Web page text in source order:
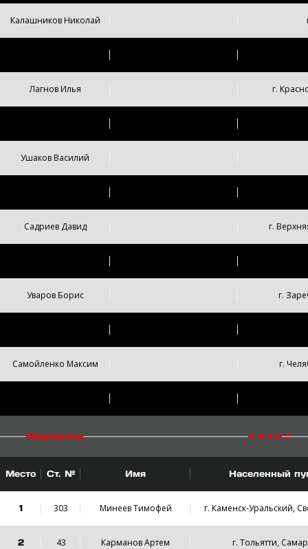
Калашников Николай
Лагнов Илья г.
Ушаков Василий
Садриев Давид г.
Уваров Борис г.
Самойленко Максим г.
Результаты
Место Ст. № Имя Населенный
1 303 Минеев Тимофей г. Каменск-Уральский,
2 43 Карманов Артем г. Тольятти,